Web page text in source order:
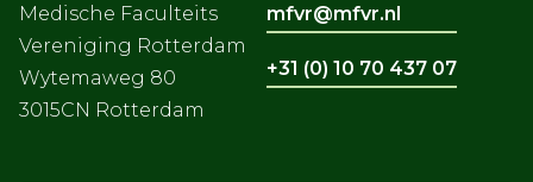
Medische Faculteits
Vereniging Rotterdam
Wytemaweg 80
3015CN Rotterdam
mfvr@mfvr.nl
+31 (0) 10 70 437 07